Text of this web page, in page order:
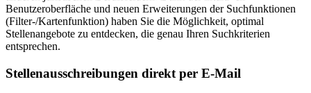
Benutzeroberfläche und neuen Erweiterungen der Suchfunktionen
(Filter-/Kartenfunktion) haben Sie die Möglichkeit, optimal
Stellenangebote zu entdecken, die genau Ihren Suchkriterien
entsprechen.
Stellenausschreibungen direkt per E-Mail